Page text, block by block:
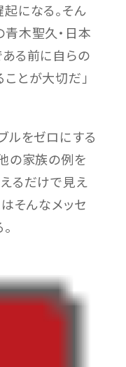
になる。そん
木聖久・日本
る前に自らの
とが大切だ」
ルをゼロにする
の家族の例を
るだけで見え
そんなメッセ